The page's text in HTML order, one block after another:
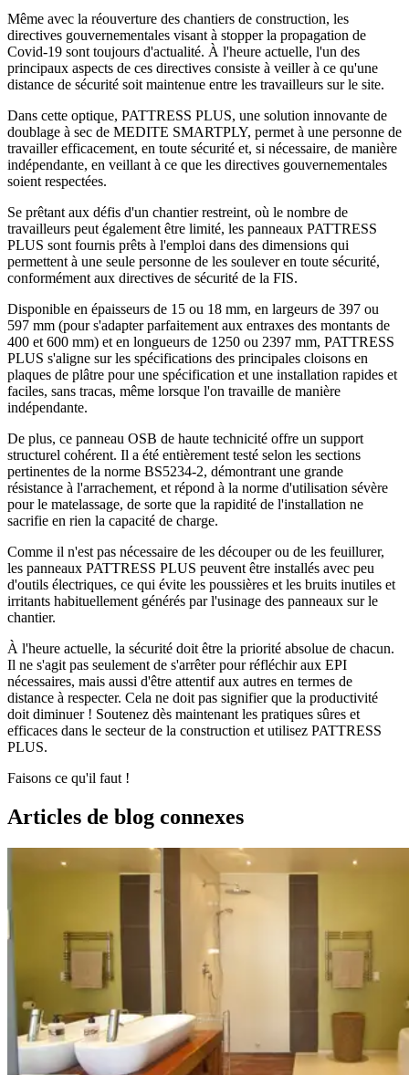
Même avec la réouverture des chantiers de construction, les
directives gouvernementales visant à stopper la propagation de
Covid-19 sont toujours d'actualité. À l'heure actuelle, l'un des
principaux aspects de ces directives consiste à veiller à ce qu'une
distance de sécurité soit maintenue entre les travailleurs sur le site.
Dans cette optique, PATTRESS PLUS, une solution innovante de
doublage à sec de MEDITE SMARTPLY, permet à une personne de
travailler efficacement, en toute sécurité et, si nécessaire, de manière
indépendante, en veillant à ce que les directives gouvernementales
soient respectées.
Se prêtant aux défis d'un chantier restreint, où le nombre de
travailleurs peut également être limité, les panneaux PATTRESS
PLUS sont fournis prêts à l'emploi dans des dimensions qui
permettent à une seule personne de les soulever en toute sécurité,
conformément aux directives de sécurité de la FIS.
Disponible en épaisseurs de 15 ou 18 mm, en largeurs de 397 ou
597 mm (pour s'adapter parfaitement aux entraxes des montants de
400 et 600 mm) et en longueurs de 1250 ou 2397 mm, PATTRESS
PLUS s'aligne sur les spécifications des principales cloisons en
plaques de plâtre pour une spécification et une installation rapides et
faciles, sans tracas, même lorsque l'on travaille de manière
indépendante.
De plus, ce panneau OSB de haute technicité offre un support
structurel cohérent. Il a été entièrement testé selon les sections
pertinentes de la norme BS5234-2, démontrant une grande
résistance à l'arrachement, et répond à la norme d'utilisation sévère
pour le matelassage, de sorte que la rapidité de l'installation ne
sacrifie en rien la capacité de charge.
Comme il n'est pas nécessaire de les découper ou de les feuillurer,
les panneaux PATTRESS PLUS peuvent être installés avec peu
d'outils électriques, ce qui évite les poussières et les bruits inutiles et
irritants habituellement générés par l'usinage des panneaux sur le
chantier.
À l'heure actuelle, la sécurité doit être la priorité absolue de chacun.
Il ne s'agit pas seulement de s'arrêter pour réfléchir aux EPI
nécessaires, mais aussi d'être attentif aux autres en termes de
distance à respecter. Cela ne doit pas signifier que la productivité
doit diminuer ! Soutenez dès maintenant les pratiques sûres et
efficaces dans le secteur de la construction et utilisez PATTRESS
PLUS.
Faisons ce qu'il faut !
Articles de blog connexes